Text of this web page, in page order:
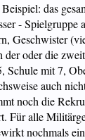
das
- Spielgruppe
Geschwister
der oder die
Schule mit 7,
auch
noch die
Für alle
nochmals